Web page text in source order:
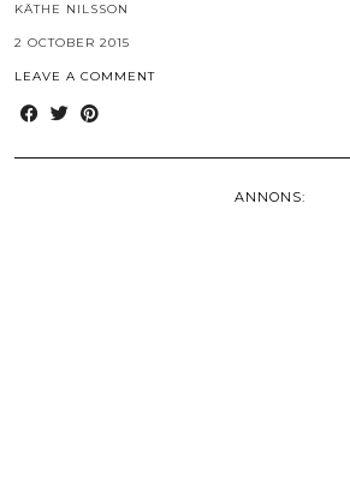
KÄTHE NILSSON
2 OCTOBER 2015
LEAVE A COMMENT
ANNONS: